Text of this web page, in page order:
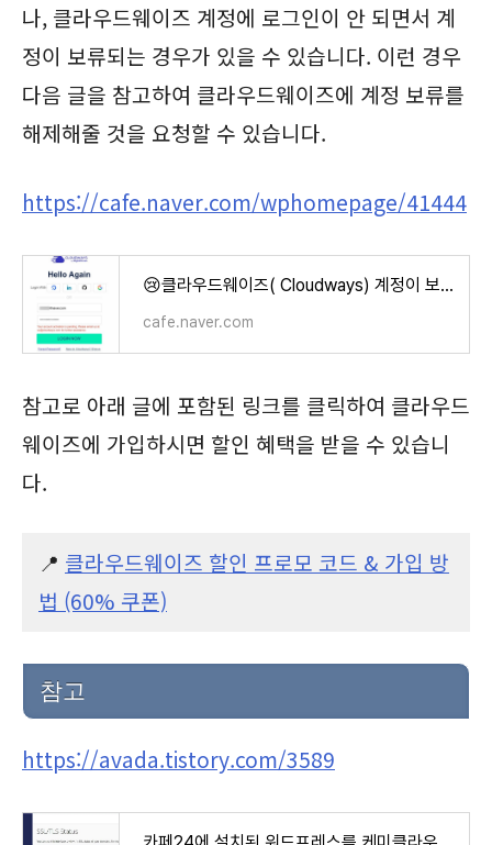
나, 클라우드웨이즈 계정에 로그인이 안 되면서 계
정이 보류되는 경우가 있을 수 있습니다. 이런 경우
다음 글을 참고하여 클라우드웨이즈에 계정 보류를
해제해줄 것을 요청할 수 있습니다.
https://cafe.naver.com/wphomepage/41444
😢클라우드웨이즈( Cloudways) 계정이 보류가 되는 경우
cafe.naver.com
참고로 아래 글에 포함된 링크를 클릭하여 클라우드
웨이즈에 가입하시면 할인 혜택을 받을 수 있습니
다.
📍 클라우드웨이즈 할인 프로모 코드 & 가입 방
법 (60% 쿠폰)
참고
https://avada.tistory.com/3589